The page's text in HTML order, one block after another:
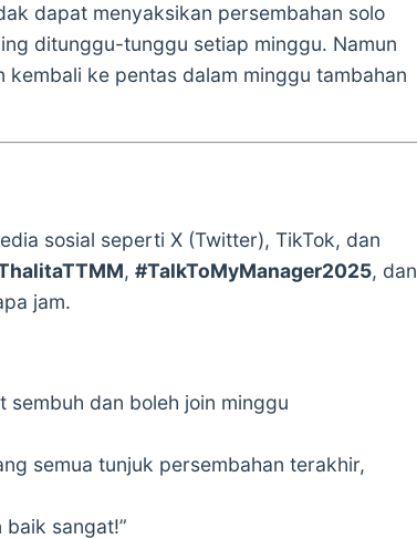
dapat menyaksikan persembahan solo
ditunggu-tunggu setiap minggu. Namun
ke pentas dalam minggu tambahan
sosial seperti X (Twitter), TikTok, dan
, #TalkToMyManager2025, dan
jam.
sembuh dan boleh join minggu
semua tunjuk persembahan terakhir,
baik sangat!”